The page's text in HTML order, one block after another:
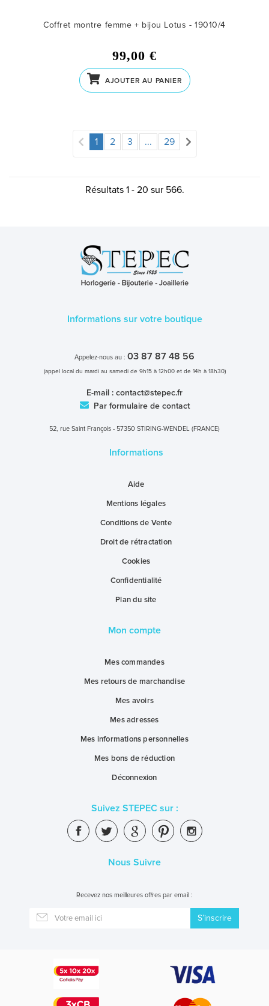
Coffret montre femme + bijou Lotus - 19010/4
99,00 €
AJOUTER AU PANIER
1 2 3 ... 29
Résultats 1 - 20 sur 566.
Informations sur votre boutique
Appelez-nous au : 03 87 87 48 56
(appel local du mardi au samedi de 9h15 à 12h00 et de 14h à 18h30)
E-mail : contact@stepec.fr
Par formulaire de contact
52, rue Saint François - 57350 STIRING-WENDEL (FRANCE)
Informations
Aide
Mentions légales
Conditions de Vente
Droit de rétractation
Cookies
Confidentialité
Plan du site
Mon compte
Mes commandes
Mes retours de marchandise
Mes avoirs
Mes adresses
Mes informations personnelles
Mes bons de réduction
Déconnexion
Suivez STEPEC sur :
Nous Suivre
Recevez nos meilleures offres par email :
S’inscrire